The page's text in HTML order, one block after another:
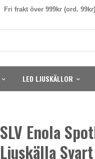
Fri frakt över 999kr (ord. 99kr)
LED LJUSKÄLLOR
SLV Enola
Ljuskälla Svart